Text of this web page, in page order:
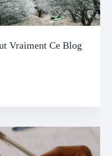
Vraiment Ce Blog